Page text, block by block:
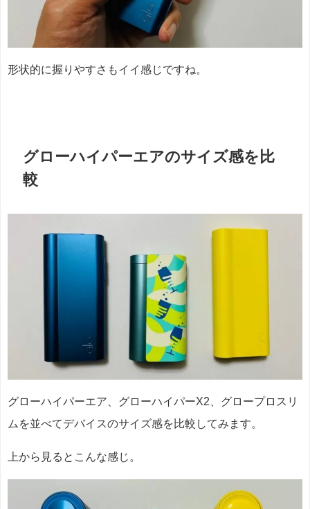
形状的に握りやすさもイイ感じですね。
グローハイパーエアのサイズ感を比
較
グローハイパーエア、グローハイパーX2、グロープロスリ
ムを並べてデバイスのサイズ感を比較してみます。
上から見るとこんな感じ。